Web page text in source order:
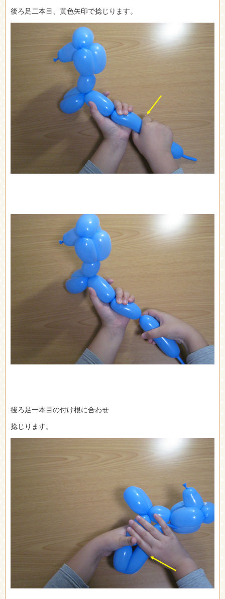
後ろ足二本目、黄色矢印で捻じります。
後ろ足一本目の付け根に合わせ
捻じります。